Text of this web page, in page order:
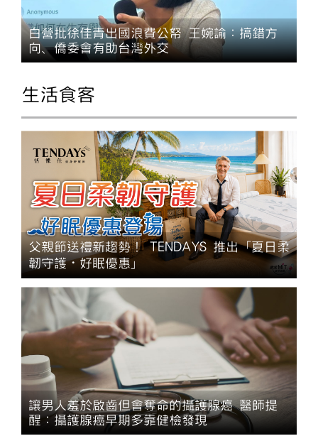
白營批徐佳青出國浪費公帑 王婉諭：搞錯方
向、僑委會有助台灣外交
生活食客
父親節送禮新趨勢！ TENDAYS 推出「夏日柔
韌守護・好眠優惠」
讓男人羞於啟齒但會奪命的攝護腺癌 醫師提
醒：攝護腺癌早期多靠健檢發現